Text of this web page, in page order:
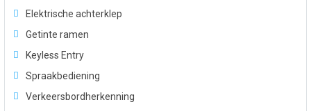
Elektrische achterklep
Getinte ramen
Keyless Entry
Spraakbediening
Verkeersbordherkenning